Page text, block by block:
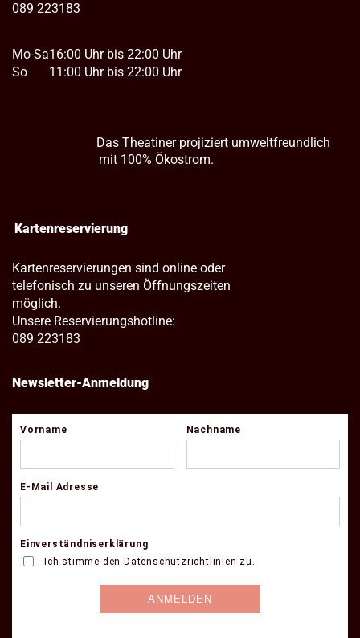
089 223183
Mo-Sa
So
16:00 Uhr bis 22:00 Uhr
11:00 Uhr bis 22:00 Uhr
Das Theatiner projiziert umweltfreundlich
mit 100% Ökostrom.
Kartenreservierung
Kartenreservierungen sind online oder
telefonisch zu unseren Öffnungszeiten
möglich.
Unsere Reservierungshotline:
089 223183
Newsletter-Anmeldung